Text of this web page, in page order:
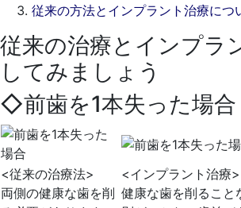
従来の方法とインプラント治療につ
2021
年
4
月
15
日
従来の治療とインプラ
してみましょう
◇前歯を1本失った場合
<従来の治療法>
両側の健康な歯を削
<インプラント治療>
健康な歯を削ること